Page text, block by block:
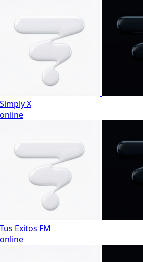
Simply X
online
Tus Exitos FM
online